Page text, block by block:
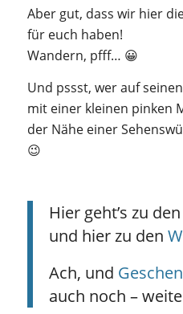
Aber gut, dass wir hier
für euch haben!
Wandern, pfff… 😀
Und pssst, wer auf
mit einer kleinen pinken
der Nähe einer
😉
Hier geht’s zu den
und hier zu den
Ach, und
auch noch –